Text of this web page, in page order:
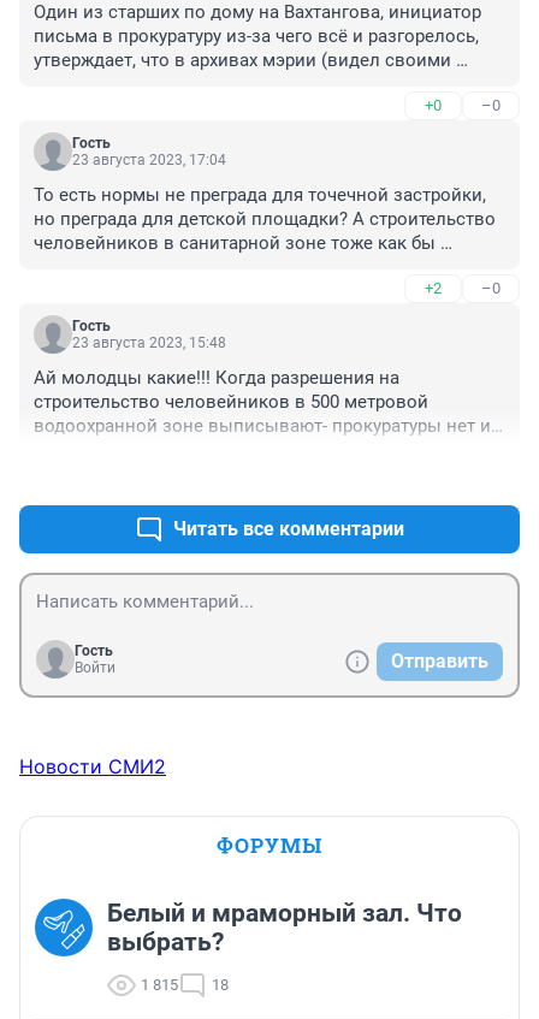
Один из старших по дому на Вахтангова, инициатор
письма в прокуратуру из-за чего всё и разгорелось,
утверждает, что в архивах мэрии (видел своими
строительстве домов около этой подстанции с её
переносом в промышленный район шлюза
(примерно где сейчас стоит Леруа мерлен). Есть
размещения на территории, занимаемой
электроподстанцией, детских спортивных и игровых
площадок. Более того, на перенос были выделены
карманам чинуш, а нынче дети оказались крайними.
Пишем всем, снимаем репортажи в Прецеденте,
сегодня заявление на имя Бучмана с подписями
жителей зарегистрировали в облпрокуратуре.
+0 –0
Гость
23 августа 2023, 17:04
То есть нормы не преграда для точечной застройки,
но преграда для детской площадки? А строительство
человейников в санитарной зоне тоже как бы
+2 –0
Гость
23 августа 2023, 15:48
Ай молодцы какие!!! Когда разрешения на
строительство человейников в 500 метровой
водоохранной зоне выписывают- прокуратуры нет и
Читать все комментарии
Гость
Войти
Отправить
Новости СМИ2
ФОРУМЫ
Белый и мраморный зал. Что
выбрать?
1 815 18